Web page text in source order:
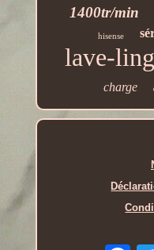
1400tr/min
hisense
lave-
charge